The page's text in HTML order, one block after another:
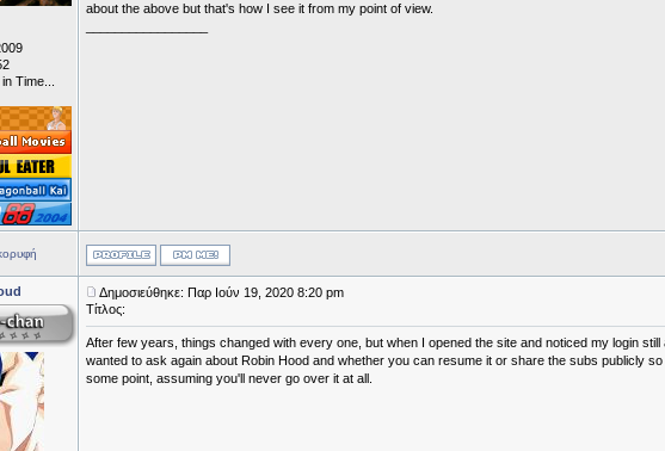
Time...
about the above but that's how I see it from my point of view.
Δημοσιεύθηκε: Παρ Ιούν 19, 2020 8:20 pm
Τίτλος:
After few years, things changed with every one, but when I opened the site and noticed my login
wanted to ask again about Robin Hood and whether you can resume it or share the subs publicly
some point, assuming you'll never go over it at all.